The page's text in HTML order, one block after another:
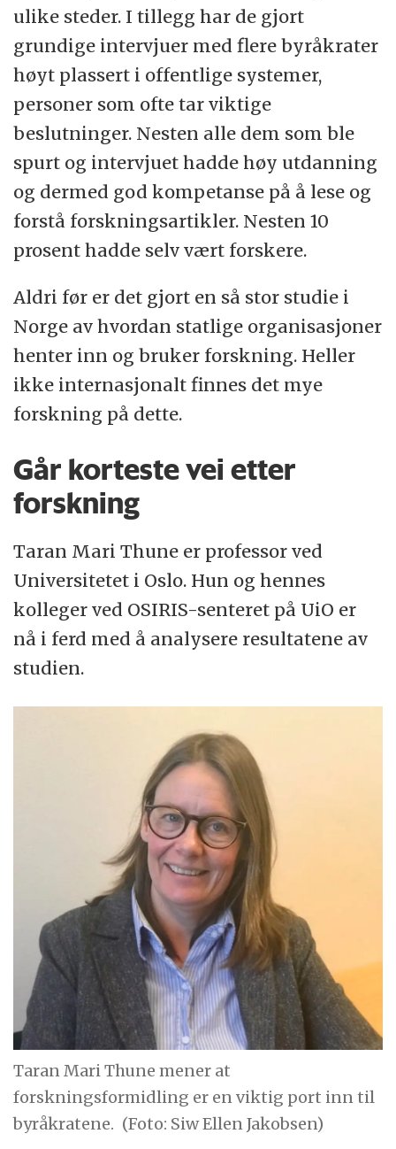
ulike steder. I tillegg har de gjort
grundige intervjuer med flere byråkrater
høyt plassert i offentlige systemer,
personer som ofte tar viktige
beslutninger. Nesten alle dem som ble
spurt og intervjuet hadde høy utdanning
og dermed god kompetanse på å lese og
forstå forskningsartikler. Nesten 10
prosent hadde selv vært forskere.
Aldri før er det gjort en så stor studie i
Norge av hvordan statlige organisasjoner
henter inn og bruker forskning. Heller
ikke internasjonalt finnes det mye
forskning på dette.
Går korteste vei etter
forskning
Taran Mari Thune er professor ved
Universitetet i Oslo. Hun og hennes
kolleger ved OSIRIS-senteret på UiO er
nå i ferd med å analysere resultatene av
studien.
Taran Mari Thune mener at
forskningsformidling er en viktig port inn til
byråkratene. (Foto: Siw Ellen Jakobsen)